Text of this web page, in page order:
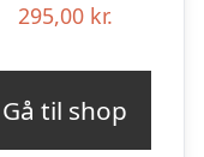
295,00 kr.
Gå til shop